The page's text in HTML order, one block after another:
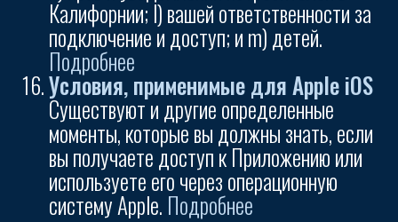
Калифорнии; l) вашей ответственности за
подключение и доступ; и m) детей.
Подробнее
Условия, применимые для Apple iOS
Существуют и другие определенные
моменты, которые вы должны знать, если
вы получаете доступ к Приложению или
используете его через операционную
систему Apple. Подробнее